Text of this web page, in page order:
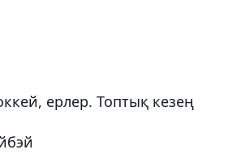
ерлер. Топтық кезең